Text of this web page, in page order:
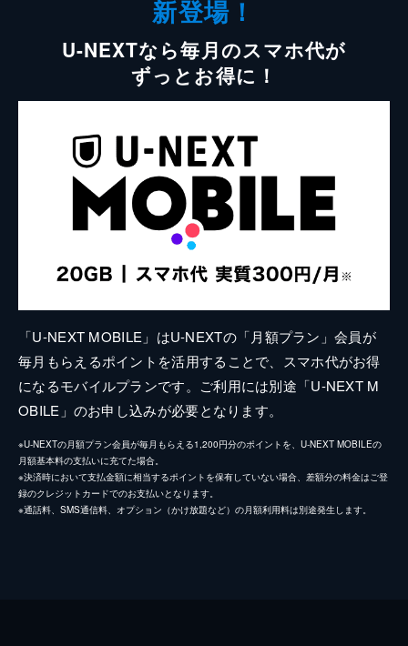
新登場！
U-NEXTなら毎月のスマホ代が
ずっとお得に！
「U-NEXT MOBILE」はU-NEXTの「月額プラン」会員が
毎月もらえるポイントを活用することで、スマホ代がお得
になるモバイルプランです。ご利用には別途「U-NEXT M
OBILE」のお申し込みが必要となります。
※U-NEXTの月額プラン会員が毎月もらえる1,200円分のポイントを、U-NEXT MOBILEの
月額基本料の支払いに充てた場合。
※決済時において支払金額に相当するポイントを保有していない場合、差額分の料金はご登
録のクレジットカードでのお支払いとなります。
※通話料、SMS通信料、オプション（かけ放題など）の月額利用料は別途発生します。